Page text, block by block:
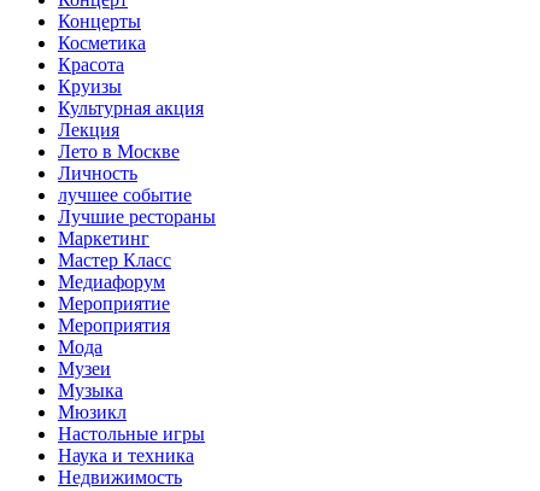
Концерты
Косметика
Красота
Круизы
Культурная акция
Лекция
Лето в Москве
Личность
лучшее событие
Лучшие рестораны
Маркетинг
Мастер Класс
Медиафорум
Мероприятие
Мероприятия
Мода
Музеи
Музыка
Мюзикл
Настольные игры
Наука и техника
Недвижимость